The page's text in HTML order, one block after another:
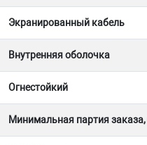
Экранированный кабель
Внутренняя оболочка
Огнестойкий
Минимальная партия